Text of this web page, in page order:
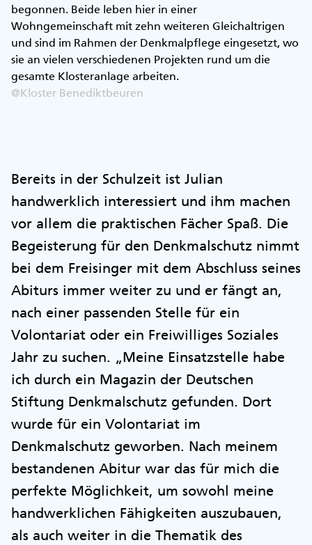
begonnen. Beide leben hier in einer
Wohngemeinschaft mit zehn weiteren Gleichaltrigen
und sind im Rahmen der Denkmalpflege eingesetzt, wo
sie an vielen verschiedenen Projekten rund um die
gesamte Klosteranlage arbeiten.
@Kloster Benediktbeuren
Bereits in der Schulzeit ist Julian
handwerklich interessiert und ihm machen
vor allem die praktischen Fächer Spaß. Die
Begeisterung für den Denkmalschutz nimmt
bei dem Freisinger mit dem Abschluss seines
Abiturs immer weiter zu und er fängt an,
nach einer passenden Stelle für ein
Volontariat oder ein Freiwilliges Soziales
Jahr zu suchen. „Meine Einsatzstelle habe
ich durch ein Magazin der Deutschen
Stiftung Denkmalschutz gefunden. Dort
wurde für ein Volontariat im
Denkmalschutz geworben. Nach meinem
bestandenen Abitur war das für mich die
perfekte Möglichkeit, um sowohl meine
handwerklichen Fähigkeiten auszubauen,
als auch weiter in die Thematik des